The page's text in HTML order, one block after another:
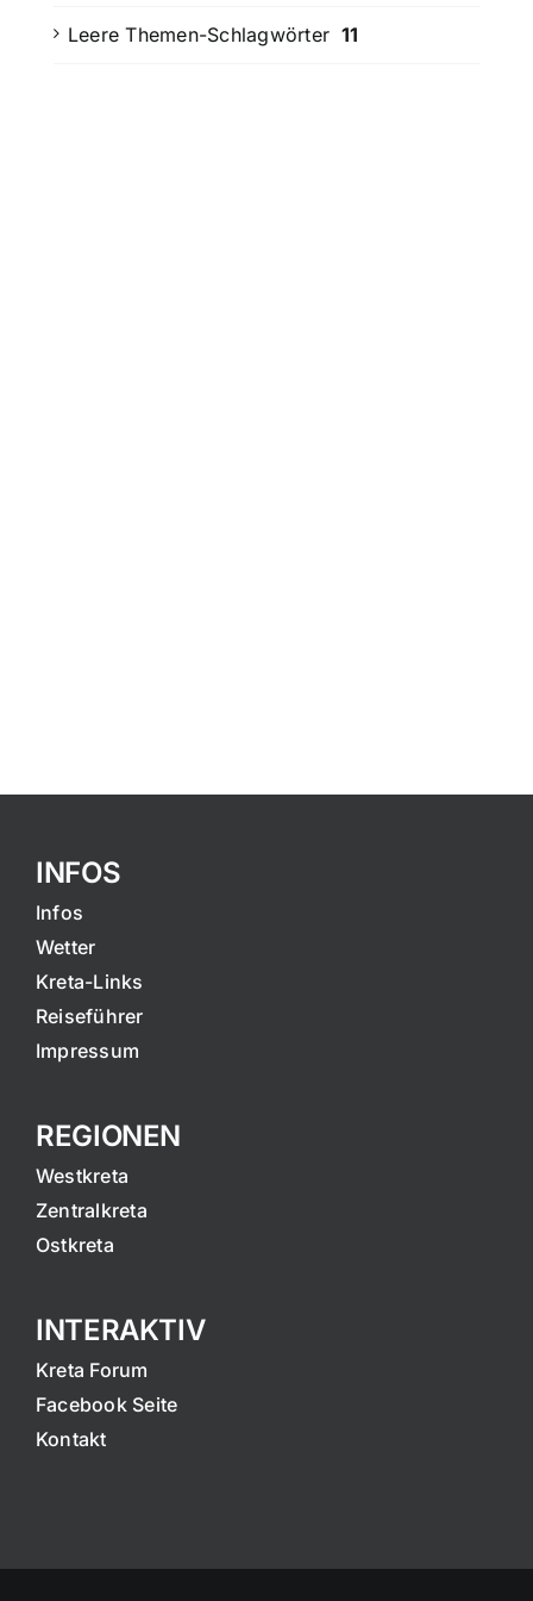
Leere Themen-Schlagwörter 11
INFOS
Infos
Wetter
Kreta-Links
Reiseführer
Impressum
REGIONEN
Westkreta
Zentralkreta
Ostkreta
INTERAKTIV
Kreta Forum
Facebook Seite
Kontakt